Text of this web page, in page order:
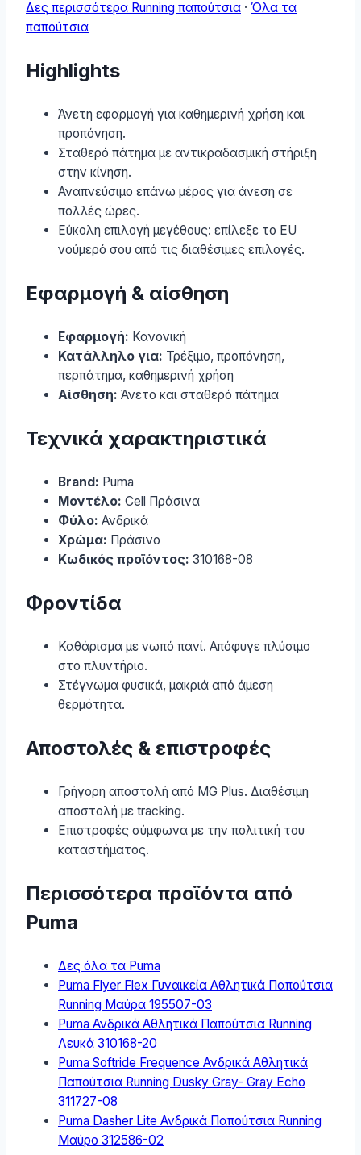
Δες περισσότερα Running παπούτσια · Όλα τα
παπούτσια
Highlights
Άνετη εφαρμογή για καθημερινή χρήση και
προπόνηση.
Σταθερό πάτημα με αντικραδασμική στήριξη
στην κίνηση.
Αναπνεύσιμο επάνω μέρος για άνεση σε
πολλές ώρες.
Εύκολη επιλογή μεγέθους: επίλεξε το EU
νούμερό σου από τις διαθέσιμες επιλογές.
Εφαρμογή & αίσθηση
Εφαρμογή: Κανονική
Κατάλληλο για: Τρέξιμο, προπόνηση,
περπάτημα, καθημερινή χρήση
Αίσθηση: Άνετο και σταθερό πάτημα
Τεχνικά χαρακτηριστικά
Brand: Puma
Μοντέλο: Cell Πράσινα
Φύλο: Ανδρικά
Χρώμα: Πράσινο
Κωδικός προϊόντος: 310168-08
Φροντίδα
Καθάρισμα με νωπό πανί. Απόφυγε πλύσιμο
στο πλυντήριο.
Στέγνωμα φυσικά, μακριά από άμεση
θερμότητα.
Αποστολές & επιστροφές
Γρήγορη αποστολή από MG Plus. Διαθέσιμη
αποστολή με tracking.
Επιστροφές σύμφωνα με την πολιτική του
καταστήματος.
Περισσότερα προϊόντα από
Puma
Δες όλα τα Puma
Puma Flyer Flex Γυναικεία Αθλητικά Παπούτσια
Running Μαύρα 195507-03
Puma Ανδρικά Αθλητικά Παπούτσια Running
Λευκά 310168-20
Puma Softride Frequence Ανδρικά Αθλητικά
Παπούτσια Running Dusky Gray- Gray Echo
311727-08
Puma Dasher Lite Ανδρικά Παπούτσια Running
Μαύρο 312586-02